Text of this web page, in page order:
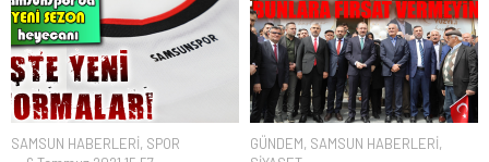
SAMSUN HABERLERİ, SPOR
GÜNDEM, SAMSUN HABERLERİ,